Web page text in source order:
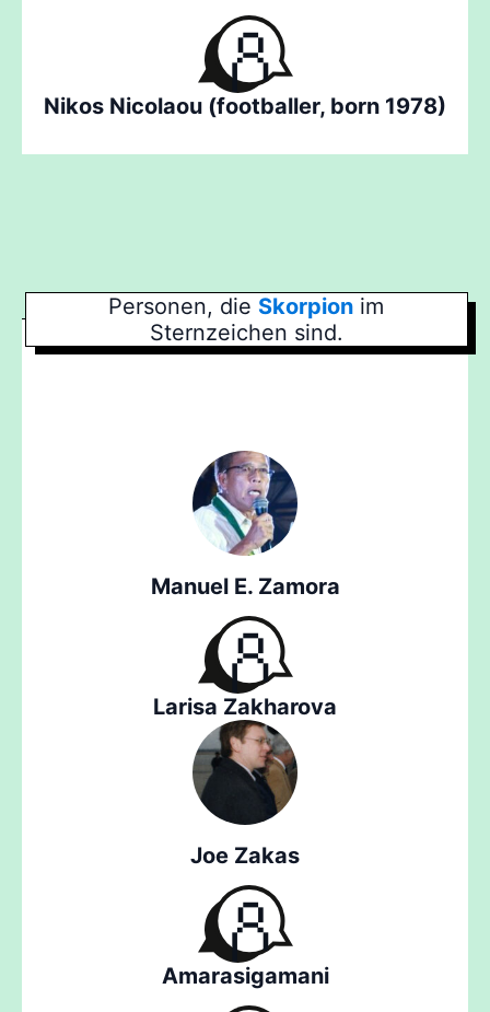
Nikos Nicolaou (footballer, born 1978)
Personen, die Skorpion im
Sternzeichen sind.
Manuel E. Zamora
Larisa Zakharova
Joe Zakas
Amarasigamani